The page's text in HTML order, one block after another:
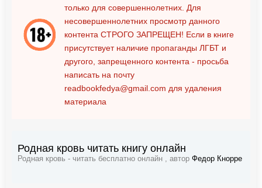
только для совершеннолетних. Для
несовершеннолетних просмотр данного
контента СТРОГО ЗАПРЕЩЕН! Если в книге
присутствует наличие пропаганды ЛГБТ и
другого, запрещенного контента - просьба
написать на почту
readbookfedya@gmail.com для удаления
материала
Родная кровь читать книгу онлайн
Родная кровь - читать бесплатно онлайн , автор Федор Кнорре